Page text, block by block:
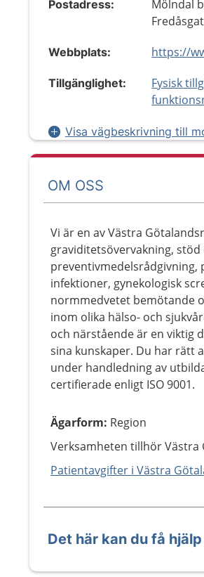
Postadress:
Mölndal
Webbplats:
Tillgänglighet:
Fysisk
Visa vägbeskrivning till
OM OSS
Vi är en av Västra
graviditetsövervakning,
preventivmedelsrådgivning,
infektioner, gynekologisk
normmedvetet bemötande
inom olika hälso- och
och närstående är en viktig
sina kunskaper. Du har rätt
under handledning av
certifierade enligt ISO 9001.
Ägarform: Region
Verksamheten tillhör Västra
Patientavgifter i Västra
Det här kan du få